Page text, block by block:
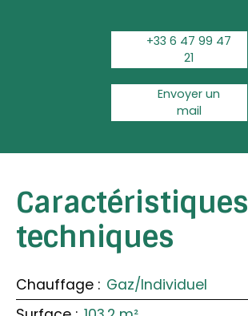
+33 6 47 99 47
21
Envoyer un
mail
Caractéristiques
techniques
Chauffage : Gaz/Individuel